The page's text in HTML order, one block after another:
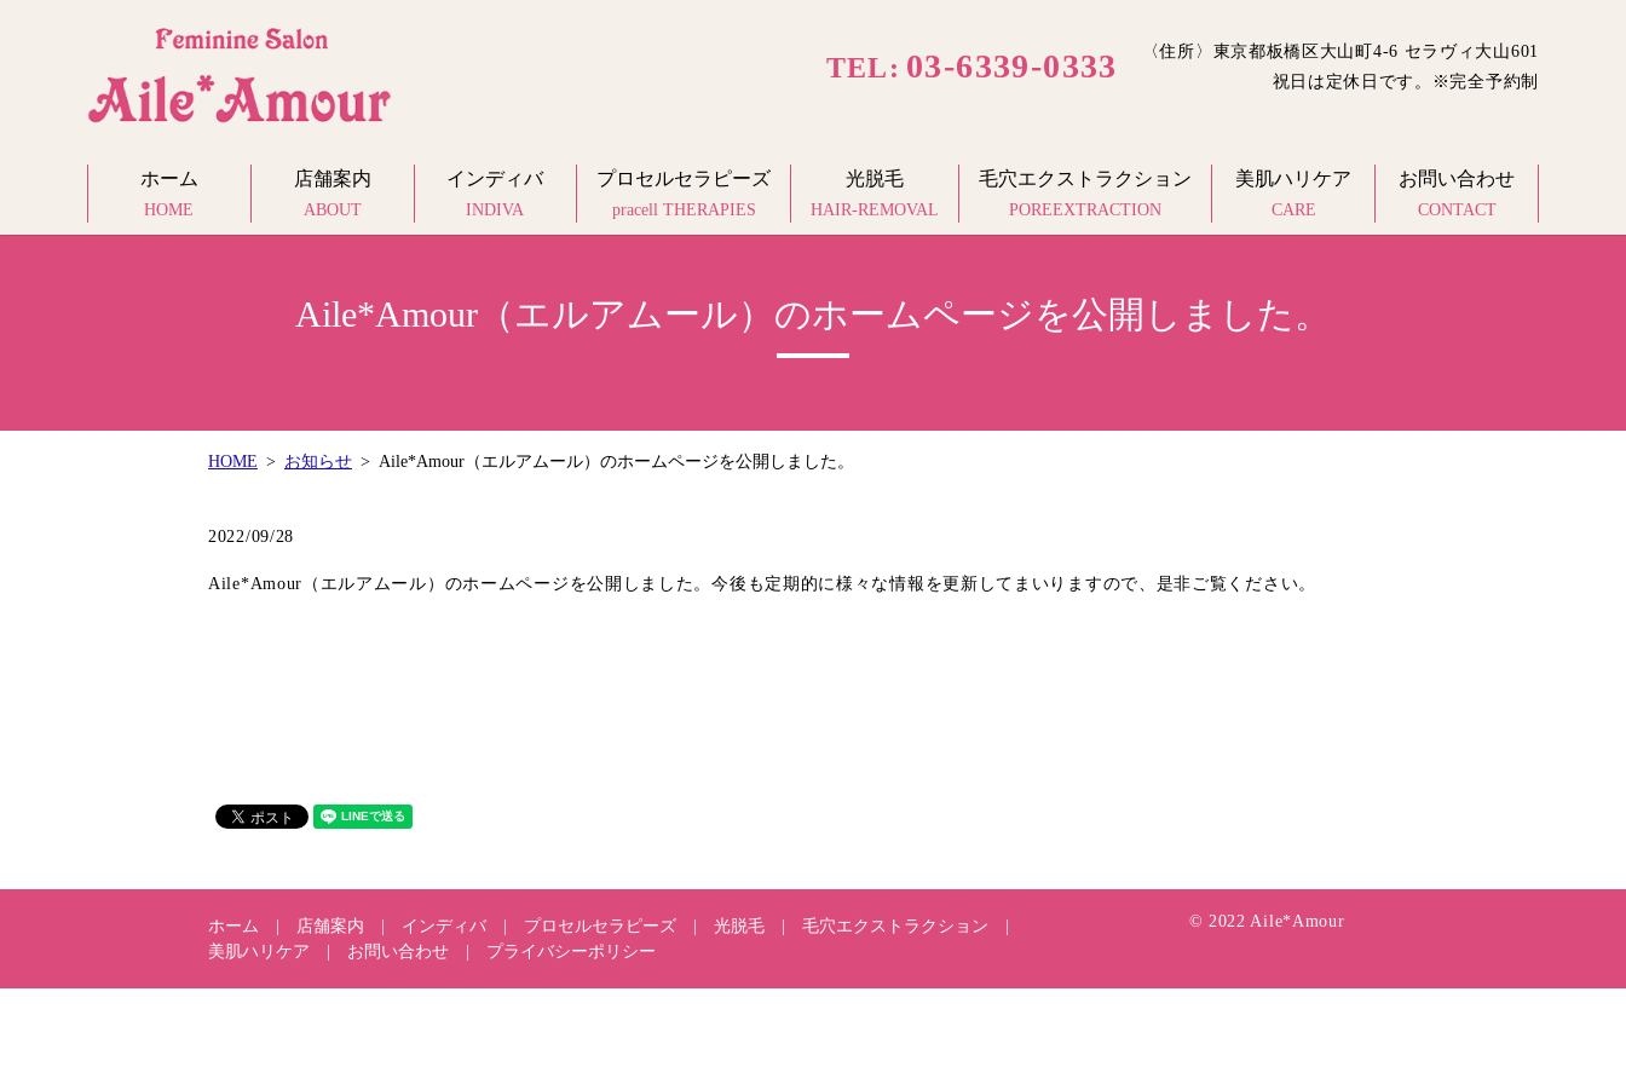
TEL: 03-6339-0333
〈住所〉東京都板橋区大山町4-6 セラヴィ大山601
祝日は定休日です。※完全予約制
ホーム
HOME
店舗案内
ABOUT
インディバ
INDIVA
プロセルセラピーズ
pracell THERAPIES
光脱毛
HAIR-REMOVAL
毛穴エクストラクション
POREEXTRACTION
美肌ハリケア
CARE
お問い合わせ
CONTACT
Aile*Amour（エルアムール）のホームページを公開しました。
HOME お知らせ Aile*Amour（エルアムール）のホームページを公開しました。
2022/09/28
Aile*Amour（エルアムール）のホームページを公開しました。今後も定期的に様々な情報を更新してまいりますので、是非ご覧ください。
ホーム 店舗案内 インディバ プロセルセラピーズ 光脱毛
毛穴エクストラクション
美肌ハリケア
お問い合わせ プライバシーポリシー
© 2022 Aile*Amour